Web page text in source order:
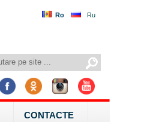
Ro Ru
CONTACTE